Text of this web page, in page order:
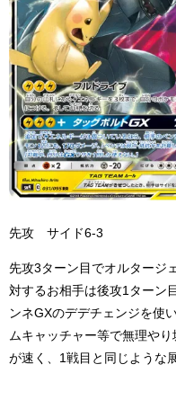
先攻 サイド6-3
先攻3ターン目でオルタージ
対するお相手は後攻1ターン
ンネGXのデデチェンジを使
ムキャッチャー等で無理や
が速く、1戦目と同じような